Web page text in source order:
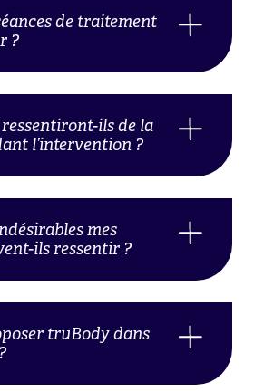
de traitement
?
ils de la
l’intervention ?
mes
ils ressentir ?
truBody dans